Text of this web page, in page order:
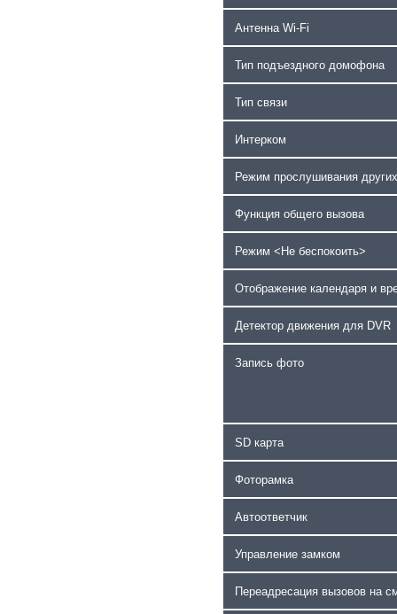
Антенна Wi-Fi
Тип подъездного домофона
Тип связи
Интерком
Режим прослушивания
Функция общего вызова
Режим <Не беспокоить>
Отображение календаря и
Детектор движения для DVR
Запись фото
SD карта
Фоторамка
Автоответчик
Управление замком
Переадресация вызовов на